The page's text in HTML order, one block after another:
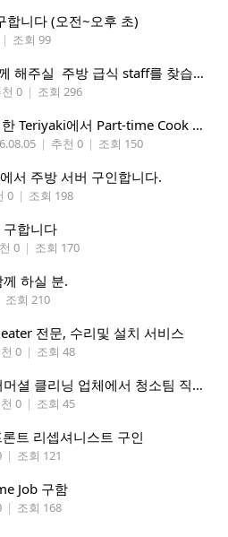
합니다 (오전~오후 초)
| 조회 99
주실 주방 급식 staff를 찾습니다.
0 | 조회 296
time Cook Helper 구합니다. Mon-Sat, 4:00 pm-8:30 pm
| 추천 0 | 조회 150
서 주방 서버 구인합니다.
0 | 조회 198
합니다
0 | 조회 170
하실 분.
조회 210
전문, 수리및 설치 서비스
0 | 조회 48
닝 업체에서 청소팀 직원을 모집합니다.
0 | 조회 45
트 리셉셔니스트 구인
| 조회 121
Job 구함
| 조회 168